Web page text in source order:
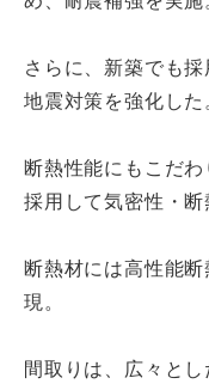
さらに、新築でも
地震対策を強化した
断熱性能にもこだ
採用して気密性・断
断熱材には高性能
現。
間取りは、広々と